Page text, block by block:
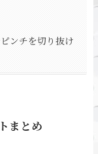
ンチを切り抜け
まとめ